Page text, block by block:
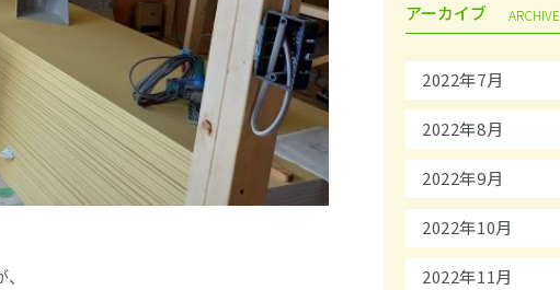
アーカイブ ARCHIVE
2022年7月
2022年8月
2022年9月
2022年10月
2022年11月